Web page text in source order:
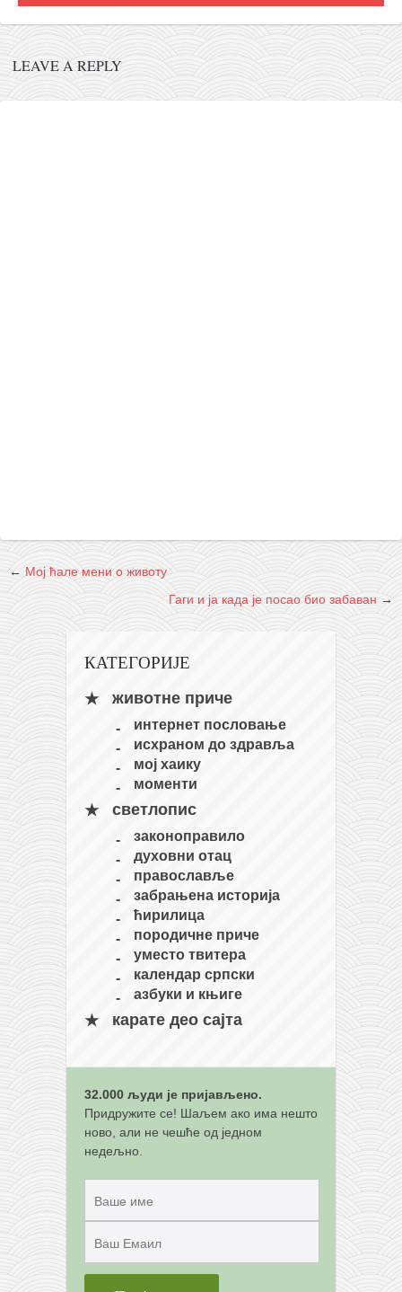
православље
забрањена историја
ћирилица
породичне приче
темашивари
кобудо
нунчаку
бо
тонфа
тсунами дојо
програм
снимци наступа
галерија клуба
чланарина
бесплатна е-књига
термини тренинга
моја прича
моја прича
контакт
LEAVE A REPLY
← Мој ћале мени о животу
Гаги и ја када је посао био забаван →
КАТЕГОРИЈЕ
животне приче
интернет пословање
исхраном до здравља
мој хаику
моменти
светлопис
законоправило
духовни отац
православље
забрањена историја
ћирилица
породичне приче
уместо твитера
календар српски
азбуки и књиге
карате део сајта
32.000 људи је пријављено.
Придружите се! Шаљем ако има нешто
ново, али не чешће од једном
недељно.